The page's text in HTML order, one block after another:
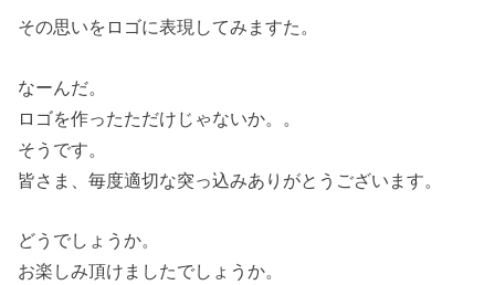
その思いをロゴに表現してみますた。
なーんだ。
ロゴを作ったただけじゃないか。。
そうです。
皆さま、毎度適切な突っ込みありがとうございます。
どうでしょうか。
お楽しみ頂けましたでしょうか。